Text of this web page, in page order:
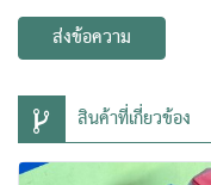
ส่งข้อความ
สินค้าที่เกี่ยวข้อง